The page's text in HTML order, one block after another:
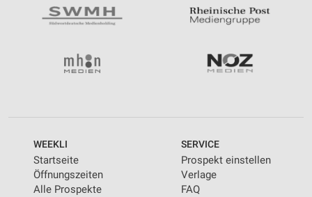
WEEKLI
Startseite
Öffnungszeiten
Alle Prospekte
SERVICE
Prospekt einstellen
Verlage
FAQ
personalisierter Inhalte
Messung der Performance von Inhalten
Entwicklung und Verbesserung der Angebote
Verwendung reduzierter Daten zur Auswahl von
Inhalten